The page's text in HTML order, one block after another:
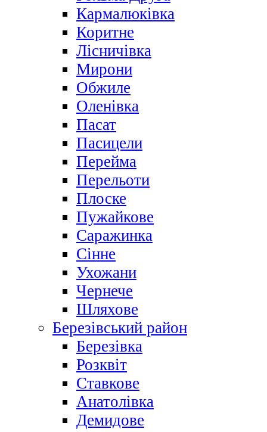
Кармалюківка
Коритне
Лісничівка
Мирони
Обжиле
Оленівка
Пасат
Пасицели
Перейма
Перельоти
Плоске
Пужайкове
Саражинка
Сінне
Ухожани
Чернече
Шляхове
Березівський район
Березівка
Розквіт
Ставкове
Анатолівка
Демидове